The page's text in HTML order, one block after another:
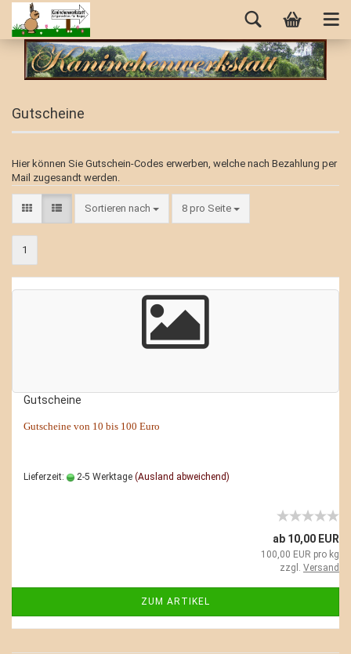
Gutscheine
Hier können Sie Gutschein-Codes erwerben, welche nach Bezahlung per
Mail zugesandt werden.
Sortieren nach 8 pro Seite
1
Gutscheine
Gutscheine von 10 bis 100 Euro
Lieferzeit: 2-5 Werktage (Ausland abweichend)
ab 10,00 EUR
100,00 EUR pro kg
zzgl. Versand
ZUM ARTIKEL